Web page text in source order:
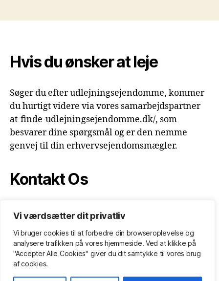
Vi værdsætter dit privatliv
Vi bruger cookies til at forbedre din browseroplevelseog
analysere trafikken på vores hjemmeside. Ved at klikke på
"Accepter Alle Cookies" giver du dit samtykke til vores brug
af cookies.
Hvis du ønsker at leje
Søger du efter udlejningsejendomme, kommer
du hurtigt videre via vores samarbejdspartner
at-finde-udlejningsejendomme.dk/, som
besvarer dine spørgsmål og er den nemme
genvej til din erhvervsejendomsmægler.
Kontakt Os
Erhvervsejendomsmægler.dk
3. DK-2200 København N Tlf. +45 7020 0814
info@erhvervsejendomsmægler.dk